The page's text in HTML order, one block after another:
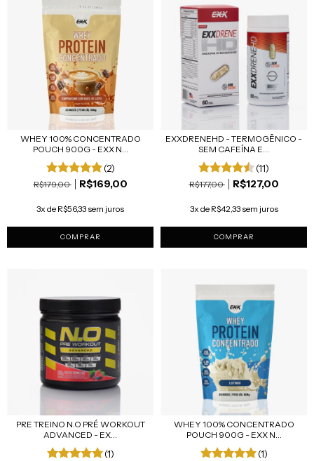
WHEY 100% CONCENTRADO
POUCH 900G - EXX N...
(2)
R$179,00 R$169,00
3x de R$56,33 sem juros
COMPRAR
EXXDRENEHD - TERMOGÊNICO -
SEM CAFEÍNA E...
(11)
R$177,00 R$127,00
3x de R$42,33 sem juros
PRE TREINO N.O PRÉ WORKOUT
ADVANCED - EX...
(1)
WHEY 100% CONCENTRADO
POUCH 900G - EXX N...
(1)